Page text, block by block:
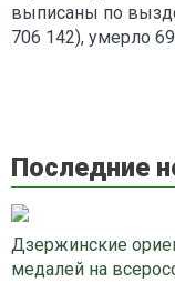
выписаны по
706 142), умерло
Последние
Дзержинские
медалей на